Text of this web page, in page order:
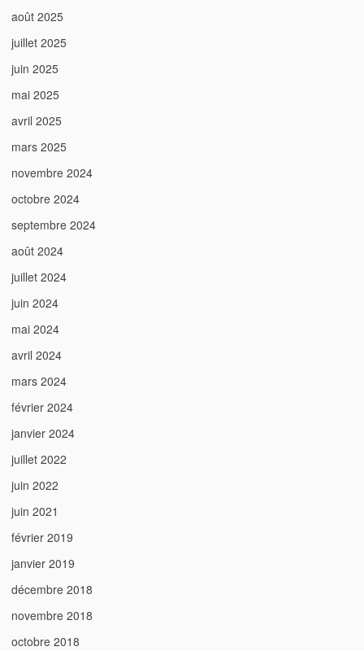
août 2025
juillet 2025
juin 2025
mai 2025
avril 2025
mars 2025
novembre 2024
octobre 2024
septembre 2024
août 2024
juillet 2024
juin 2024
mai 2024
avril 2024
mars 2024
février 2024
janvier 2024
juillet 2022
juin 2022
juin 2021
février 2019
janvier 2019
décembre 2018
novembre 2018
octobre 2018